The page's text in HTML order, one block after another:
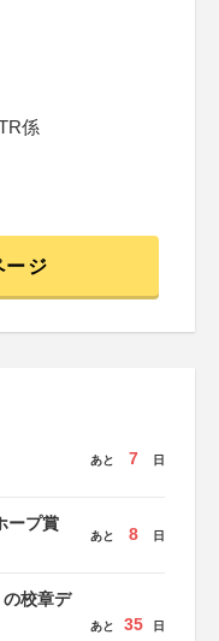
係
ージ
あと 7 日
ープ賞
あと 8 日
校章デ
あと 35 日